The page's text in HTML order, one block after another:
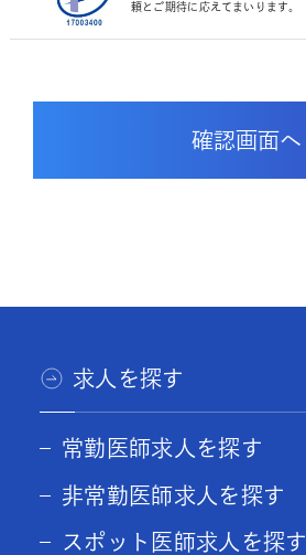
頼とご期待に応えてまいります。
求人を探す
常勤医師求人を探す
非常勤医師求人を探す
スポット医師求人を探す